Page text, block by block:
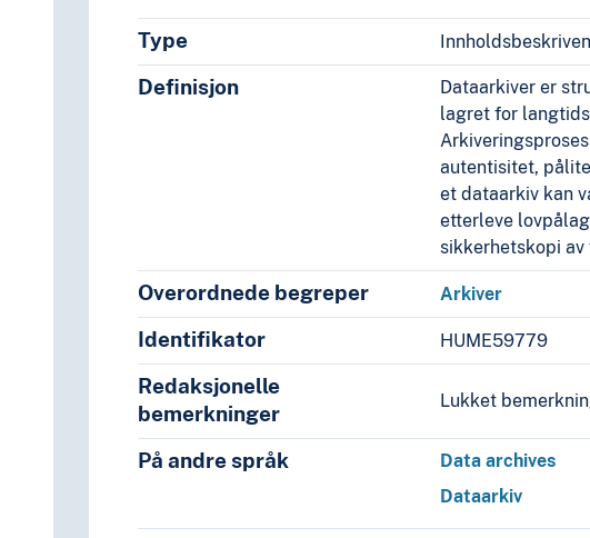
Type
Definisjon
Dataarkiver er
lagret for
autentisitet,
et dataarkiv kan
etterleve
sikkerhetskopi av
Overordnede begreper Arkiver
Identifikator HUME59779
Redaksjonelle
bemerkninger
Lukket
På andre språk
Data archives
Dataarkiv